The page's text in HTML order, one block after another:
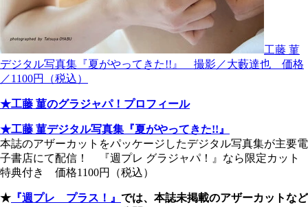
工藤 菫
デジタル写真集『夏がやってきた!!』 撮影／大藪達也 価格
／1100円（税込）
★工藤 菫のグラジャパ！プロフィール
★工藤 菫デジタル写真集『夏がやってきた!!』
本誌のアザーカットをパッケージしたデジタル写真集が主要電
子書店にて配信！ 『週プレ グラジャパ！』なら限定カット
特典付き 価格1100円（税込）
★ 『週プレ プラス！』 では、本誌未掲載のアザーカットなど